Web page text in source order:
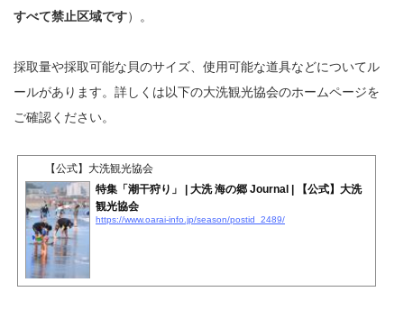
すべて禁止区域です）。
採取量や採取可能な貝のサイズ、使用可能な道具などについてル
ールがあります。詳しくは以下の大洗観光協会のホームページを
ご確認ください。
【公式】大洗観光協会
特集「潮干狩り」 | 大洗 海の郷 Journal | 【公式】大洗
観光協会
https://www.oarai-info.jp/season/postid_2489/